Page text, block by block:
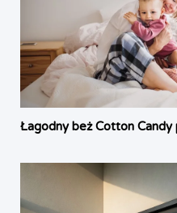
Łagodny beż Cotton Candy